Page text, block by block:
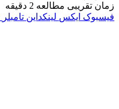
زمان تقریبی مطالعه 2 دقیقه
فیسبوک ایکس لینکداین تامبلر